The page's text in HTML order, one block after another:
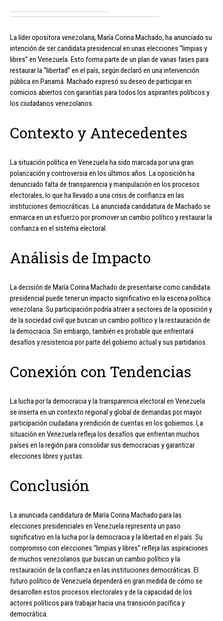
La líder opositora venezolana, María Corina Machado, ha anunciado su
intención de ser candidata presidencial en unas elecciones “limpias y
libres” en Venezuela. Esto forma parte de un plan de varias fases para
restaurar la “libertad” en el país, según declaró en una intervención
pública en Panamá. Machado expresó su deseo de participar en
comicios abiertos con garantías para todos los aspirantes políticos y
los ciudadanos venezolanos.
Contexto y Antecedentes
La situación política en Venezuela ha sido marcada por una gran
polarización y controversia en los últimos años. La oposición ha
denunciado falta de transparencia y manipulación en los procesos
electorales, lo que ha llevado a una crisis de confianza en las
instituciones democráticas. La anunciada candidatura de Machado se
enmarca en un esfuerzo por promover un cambio político y restaurar la
confianza en el sistema electoral.
Análisis de Impacto
La decisión de María Corina Machado de presentarse como candidata
presidencial puede tener un impacto significativo en la escena política
venezolana. Su participación podría atraer a sectores de la oposición y
de la sociedad civil que buscan un cambio político y la restauración de
la democracia. Sin embargo, también es probable que enfrentará
desafíos y resistencia por parte del gobierno actual y sus partidarios.
Conexión con Tendencias
La lucha por la democracia y la transparencia electoral en Venezuela
se inserta en un contexto regional y global de demandas por mayor
participación ciudadana y rendición de cuentas en los gobiernos. La
situación en Venezuela refleja los desafíos que enfrentan muchos
países en la región para consolidar sus democracias y garantizar
elecciones libres y justas.
Conclusión
La anunciada candidatura de María Corina Machado para las
elecciones presidenciales en Venezuela representa un paso
significativo en la lucha por la democracia y la libertad en el país. Su
compromiso con elecciones “limpias y libres” refleja las aspiraciones
de muchos venezolanos que buscan un cambio político y la
restauración de la confianza en las instituciones democráticas. El
futuro político de Venezuela dependerá en gran medida de cómo se
desarrollen estos procesos electorales y de la capacidad de los
actores políticos para trabajar hacia una transición pacífica y
democrática.